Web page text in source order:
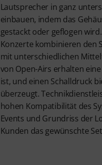
pro Achat 208 HR große
Lautsprecher in ganz
einbauen, indem das
gestackt oder geflogen
Konzerte kombinieren den
mit unterschiedlichen
von Open-Airs erhalten eine
ist, und einen Schalldruck
überzeugt.
hohen Kompatibilität des
Events und Grundriss der